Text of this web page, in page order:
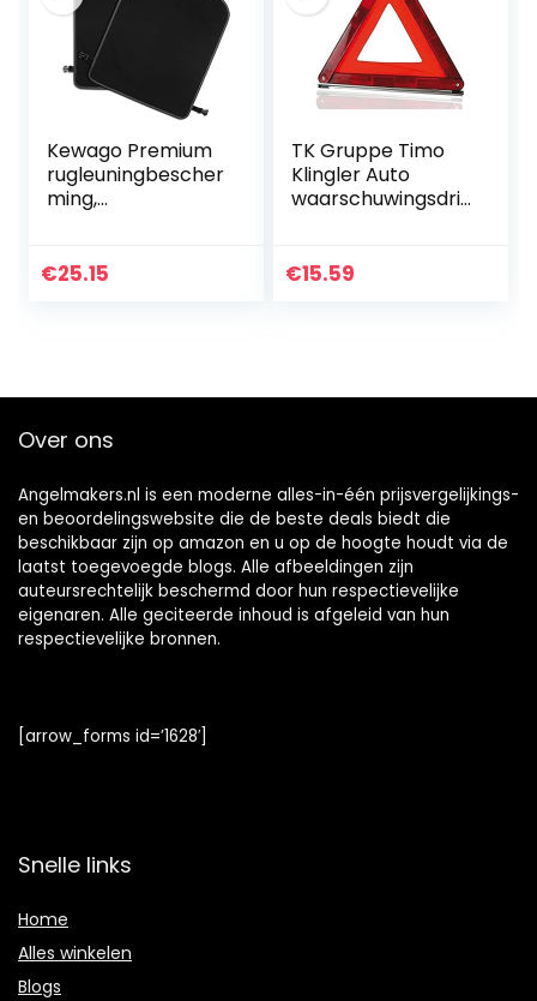
Kewago Premium
rugleuningbescher
ming,
zwart.
€25.15
TK Gruppe Timo
Klingler Auto
waarschuwingsdri
autoaccessoires
€15.59
Over ons
Angelmakers.nl is een moderne alles-in-één prijsvergelijkings-
en beoordelingswebsite die de beste deals biedt die
beschikbaar zijn op amazon en u op de hoogte houdt via de
laatst toegevoegde blogs. Alle afbeeldingen zijn
auteursrechtelijk beschermd door hun respectievelijke
eigenaren. Alle geciteerde inhoud is afgeleid van hun
respectievelijke bronnen.
[arrow_forms id=’1628′]
Snelle links
Home
Alles winkelen
Blogs